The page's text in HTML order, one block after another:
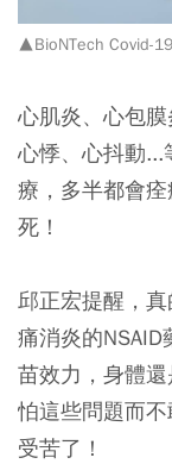
▲BioNTech Covid-19
心肌炎、心包膜
心悸、心抖動...
療，多半都會
死！
邱正宏提醒，
痛消炎的
苗效力，身體
怕這些問題而
受苦了！